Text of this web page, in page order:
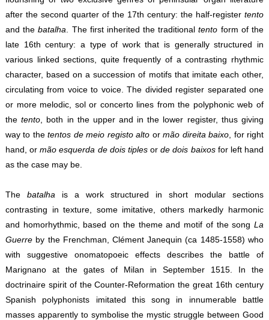
after the second quarter of the 17th century: the half-register tento
and thebatalha . The first inherited the traditionaltento form of the
late 16th century: a type of work that is generally structured in
various linked sections, quite frequently of a contrasting rhythmic
character, based on a succession of motifs that imitate each other,
circulating from voice to voice. The divided register separated one
or more melodic, sol or concerto lines from the polyphonic web of
thetento , both in the upper and in the lower register, thus giving
way to thetentos de meio registo alto ormão direita baixo , for right
hand, ormão esquerda de dois tiplesorde dois baixosfor left hand
as the case may be.
Thebatalha is a work structured in short modular sections
contrasting in texture, some imitative, others markedly harmonic
and homorhythmic, based on the theme and motif of the song La
Guerre by the Frenchman, Clément Janequin (ca 1485-1558) who
with suggestive onomatopoeic effects describes the battle of
Marignano at the gates of Milan in September 1515. In the
doctrinaire spirit of the Counter-Reformation the great 16th century
Spanish polyphonists imitated this song in innumerable battle
masses apparently to symbolise the mystic struggle between Good